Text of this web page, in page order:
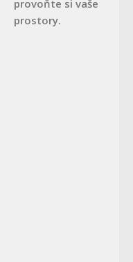
provoňte si vaše
prostory.